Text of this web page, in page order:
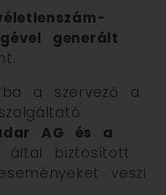
generált
a szervező a
AG és a
által biztosított
veszi